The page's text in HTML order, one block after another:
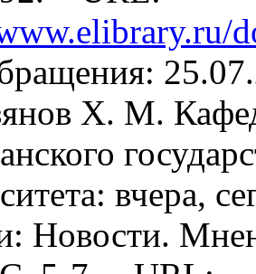
Х. М.
вчера,
Новости.